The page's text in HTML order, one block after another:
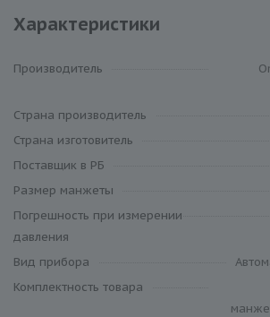
Характеристики
Производитель
Cтрана производитель
Страна изготовитель
Поставщик в РБ
Размер манжеты
Погрешность при измерении
давления
Вид прибора
Комплектность товара